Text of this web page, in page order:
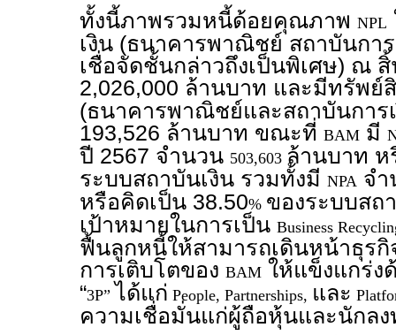
ทั้งนี้ภาพรวมหนี้ด้อยคุณภาพ NPL
เงิน (ธนาคารพาณิชย์ สถาบันกา
เชื่อจัดชั้นกล่าวถึงเป็นพิเศษ) ณ
2,026,000 ล้านบาท และมีทรัพย์
(ธนาคารพาณิชย์และสถาบันการ
193,526 ล้านบาท ขณะที่ BAM มี
ปี 2567 จำนวน 503,603 ล้านบาท ห
ระบบสถาบันเงิน รวมทั้งมี NPA จำ
หรือคิดเป็น 38.50% ของระบบสถ
เป้าหมายในการเป็น Business
ฟื้นลูกหนี้ให้สามารถเดินหน้าธุรกิ
การเติบโตของ BAM ให้แข็งแกร่ง
“3P” ได้แก่ People, Partnerships, และ
ความเชื่อมั่นแก่ผู้ถือหุ้นและนักล